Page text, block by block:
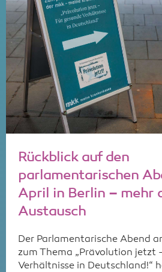
Rückblick auf den
parlamentarischen
April in Berlin – mehr
Austausch
Der Parlamentarische Abend
zum Thema „Prävolution jetzt
Verhältnisse in Deutschland!“